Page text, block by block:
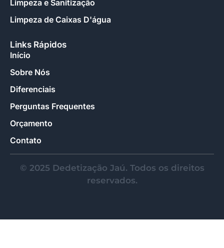
Limpeza e Sanitização
Limpeza de Caixas D'água
Links Rápidos
Início
Sobre Nós
Diferenciais
Perguntas Frequentes
Orçamento
Contato
© 2025 Dedetização Jaú. Todos os direitos
reservados.